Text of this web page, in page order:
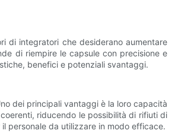
di integratori che desiderano aumentare
di riempire le capsule con precisione e
benefici e potenziali svantaggi.
dei principali vantaggi è la loro capacità
riducendo le possibilità di rifiuti di
personale da utilizzare in modo efficace.